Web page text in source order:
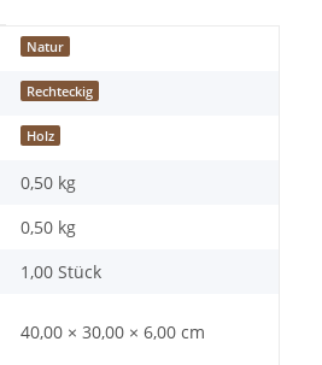
Natur
Rechteckig
Holz
0,50 kg
0,50 kg
1,00 Stück
40,00 × 30,00 × 6,00 cm